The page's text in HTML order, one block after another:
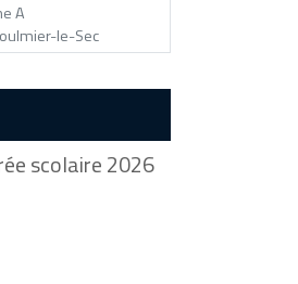
A
le-Sec
scolaire 2026